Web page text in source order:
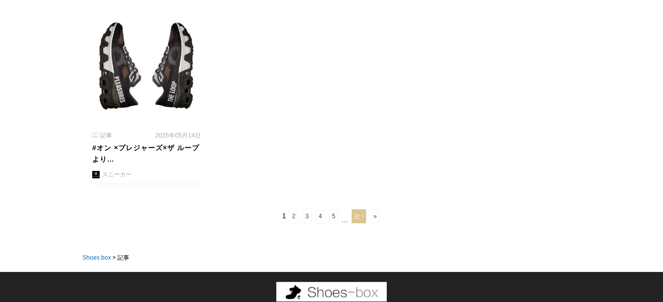
記事 2025年05月14日
#オン ×プレジャーズ×ザ ループ
より…
スニーカー
1 2 3 4 5 次 › »
Shoes box > 記事